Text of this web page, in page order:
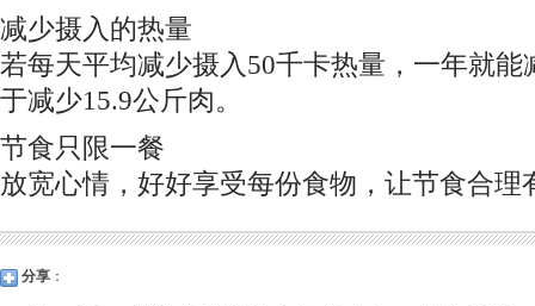
减少摄入的热量
若每天平均减少摄入50千卡热量，一年就能
于减少15.9公斤肉。
节食只限一餐
放宽心情，好好享受每份食物，让节食合理
分享 ：